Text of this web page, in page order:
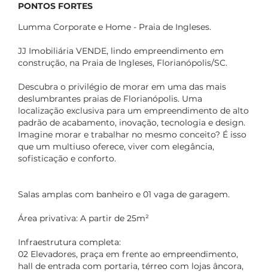
PONTOS FORTES
Lumma Corporate e Home - Praia de Ingleses.
JJ Imobiliária VENDE, lindo empreendimento em
construção, na Praia de Ingleses, Florianópolis/SC.
Descubra o privilégio de morar em uma das mais
deslumbrantes praias de Florianópolis. Uma
localização exclusiva para um empreendimento de alto
padrão de acabamento, inovação, tecnologia e design.
Imagine morar e trabalhar no mesmo conceito? É isso
que um multiuso oferece, viver com elegância,
sofisticação e conforto.
Salas amplas com banheiro e 01 vaga de garagem.
Área privativa: A partir de 25m²
Infraestrutura completa:
02 Elevadores, praça em frente ao empreendimento,
hall de entrada com portaria, térreo com lojas âncora,